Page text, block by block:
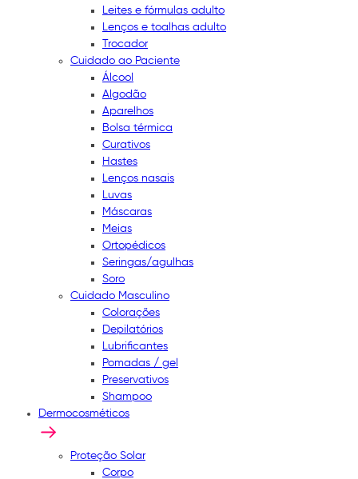
Leites e fórmulas adulto
Lenços e toalhas adulto
Trocador
Cuidado ao Paciente
Álcool
Algodão
Aparelhos
Bolsa térmica
Curativos
Hastes
Lenços nasais
Luvas
Máscaras
Meias
Ortopédicos
Seringas/agulhas
Soro
Cuidado Masculino
Colorações
Depilatórios
Lubrificantes
Pomadas / gel
Preservativos
Shampoo
Dermocosméticos
Proteção Solar
Corpo